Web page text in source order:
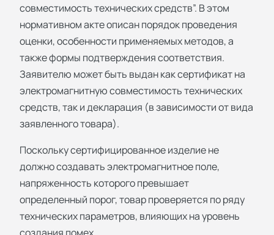
совместимость технических средств”. В этом
нормативном акте описан порядок проведения
оценки, особенности применяемых методов, а
также формы подтверждения соответствия.
Заявителю может быть выдан как сертификат на
электромагнитную совместимость технических
средств, так и декларация (в зависимости от вида
заявленного товара).
Поскольку сертифицированное изделие не
должно создавать электромагнитное поле,
напряженность которого превышает
определенный порог, товар проверяется по ряду
технических параметров, влияющих на уровень
создания помех.